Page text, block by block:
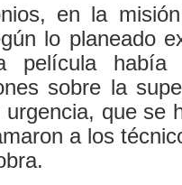
en la
lo planeado
película había
sobre la
que se
a los